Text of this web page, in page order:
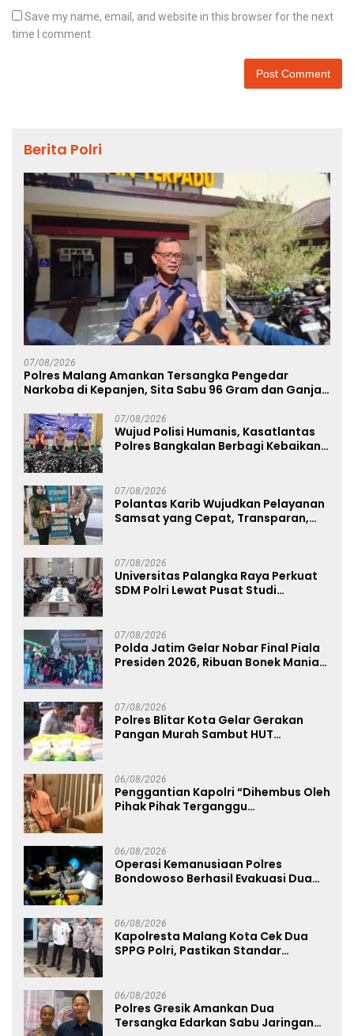
Save my name, email, and website in this browser for the next
time I comment.
Berita Polri
07/08/2026
Polres Malang Amankan Tersangka Pengedar
Narkoba di Kepanjen, Sita Sabu 96 Gram dan Ganja
07/08/2026
Wujud Polisi Humanis, Kasatlantas
Polres Bangkalan Berbagi Kebaikan
07/08/2026
Polantas Karib Wujudkan Pelayanan
Samsat yang Cepat, Transparan,
07/08/2026
Universitas Palangka Raya Perkuat
SDM Polri Lewat Pusat Studi
07/08/2026
Polda Jatim Gelar Nobar Final Piala
Presiden 2026, Ribuan Bonek Mania
07/08/2026
Polres Blitar Kota Gelar Gerakan
Pangan Murah Sambut HUT
06/08/2026
Penggantian Kapolri “Dihembus Oleh
Pihak Pihak Terganggu
06/08/2026
Operasi Kemanusiaan Polres
Bondowoso Berhasil Evakuasi Dua
06/08/2026
Kapolresta Malang Kota Cek Dua
SPPG Polri, Pastikan Standar
06/08/2026
Polres Gresik Amankan Dua
Tersangka Edarkan Sabu Jaringan